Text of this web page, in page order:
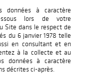
données à caractère
lors de votre
Site dans le respect de
du 6 janvier 1978 telle
en consultant et en
à la collecte et au
données à caractère
décrites ci-après.